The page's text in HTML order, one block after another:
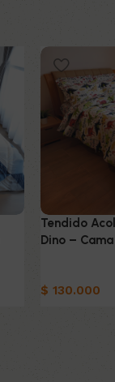
Tendido
Dino –
$ 130.000